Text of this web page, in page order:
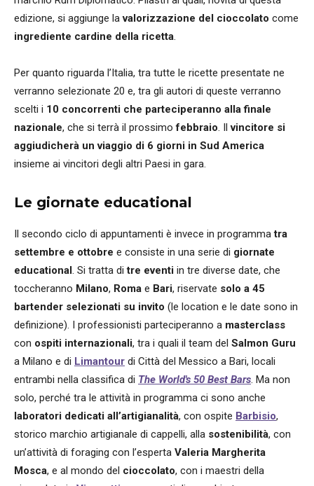
edizione, si aggiunge lavalorizzazione del cioccolato come
ingrediente cardine della ricetta.
Per quanto riguarda l’Italia, tra tutte le ricette presentate ne
verranno selezionate 20 e, tra gli autori di queste verranno
scelti i 10 concorrenti che parteciperanno alla finale
nazionale, che si terrà il prossimofebbraio. Ilvincitore si
aggiudicherà un viaggio di 6 giorni in Sud America
insieme ai vincitori degli altri Paesi in gara.
Le giornate educational
Il secondo ciclo di appuntamenti è invece in programmatra
settembre e ottobre e consiste in una serie di giornate
educational. Si tratta ditre eventi in tre diverse date, che
toccheranno Milano, Roma e Bari, riservate solo a 45
bartender selezionati su invito (le location e le date sono in
definizione). I professionisti parteciperanno a masterclass
con ospiti internazionali, tra i quali il team del Salmon Guru
a Milano e di Limantour di Città del Messico a Bari, locali
entrambi nella classifica di The World's 50 Best Bars. Ma non
solo, perché tra le attività in programma ci sono anche
laboratori dedicati all’artigianalità, con ospite Barbisio,
storico marchio artigianale di cappelli, alla sostenibilità, con
un’attività di foraging con l’esperta Valeria Margherita
Mosca, e al mondo del cioccolato, con i maestri della